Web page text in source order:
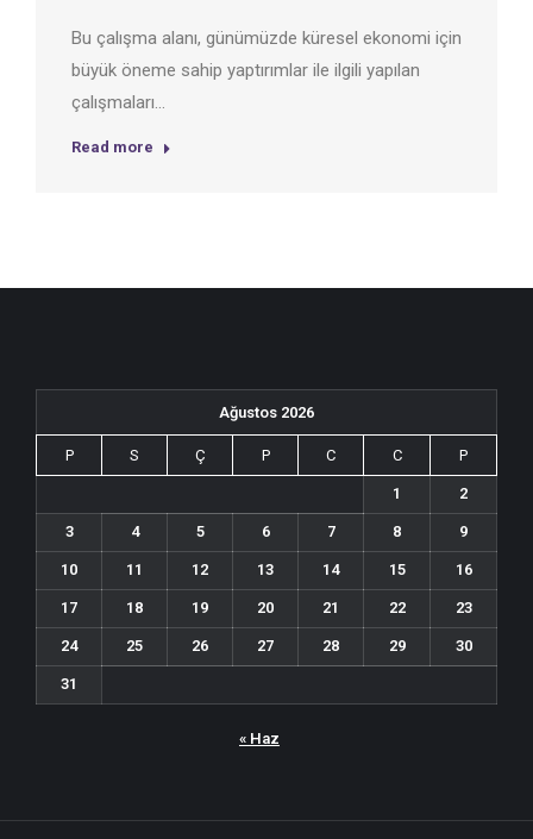
Bu çalışma alanı, günümüzde küresel ekonomi için
büyük öneme sahip yaptırımlar ile ilgili yapılan
çalışmaları…
Read more
Ağustos 2026
P S Ç P C C P
1 2
3 4 5 6 7 8 9
10 11 12 13 14 15 16
17 18 19 20 21 22 23
24 25 26 27 28 29 30
31
« Haz